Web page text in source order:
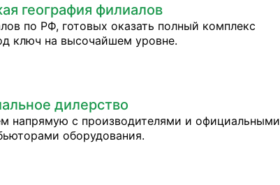
география филиалов
по РФ, готовых оказать полный комплекс
ключ на высочайшем уровне.
дилерство
напрямую с производителями и официальными
оборудования.